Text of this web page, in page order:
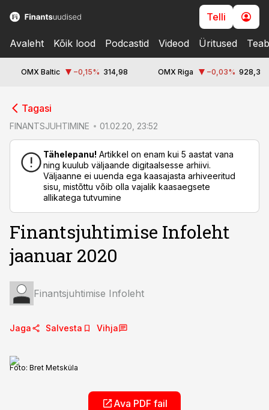
Telli
Avaleht Kõik lood Podcastid Videod Üritused
OMX Baltic −0,15% 314,98 OMX Riga −0,03% 928,3
Tagasi
FINANTSJUHTIMINE 01.02.20, 23:52
Tähelepanu! Artikkel on enam kui 5 aastat vana
ning kuulub väljaande digitaalsesse arhiivi.
Väljaanne ei uuenda ega kaasajasta arhiveeritud
sisu, mistõttu võib olla vajalik kaasaegsete
allikatega tutvumine
Finantsjuhtimise Infoleht
jaanuar 2020
Finantsjuhtimise Infoleht
Jaga Salvesta Vihja
Foto: Bret Metsküla
Ava PDF fail